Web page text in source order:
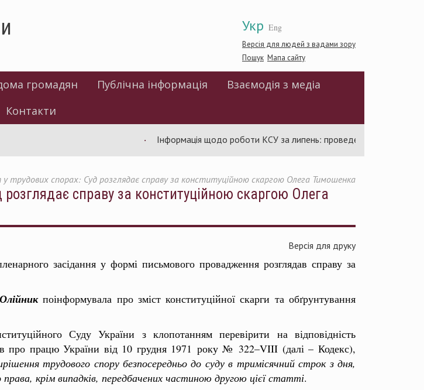
Укр Eng
Версія для людей з вадами зору
Пошук Мапа сайту
громадян Публічна інформація
Взаємодія з медіа
Контакти
Інформація щодо роботи КСУ за липень: проведено 94 засідання та
трудових спорах: Суд розглядає справу за конституційною скаргою Олега Тимошенка
справу за конституційною скаргою Олега
Версія для друку
засідання у формі письмового провадження розглядав справу за
поінформувала про зміст конституційної скарги та обґрунтування
Суду України з клопотанням перевірити на відповідність
про працю України від 10 грудня 1971 року № 322–VIII (далі – Кодекс),
трудового спору безпосередньо до суду в тримісячний строк з дня,
крім випадків, передбачених частиною другою цієї статті.